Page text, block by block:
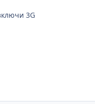
3G